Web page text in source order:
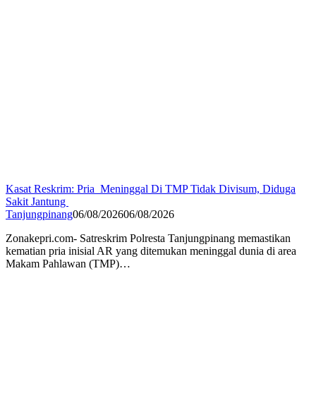
Kasat Reskrim: Pria Meninggal Di TMP Tidak Divisum, Diduga
Sakit Jantung
Tanjungpinang06/08/202606/08/2026
Zonakepri.com- Satreskrim Polresta Tanjungpinang memastikan
kematian pria inisial AR yang ditemukan meninggal dunia di area
Makam Pahlawan (TMP)…